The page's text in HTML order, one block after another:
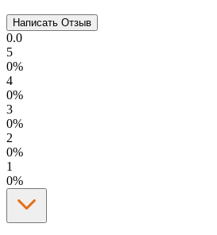
0.0
5
0%
4
0%
3
0%
2
0%
1
0%